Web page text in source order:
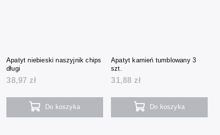
Apatyt niebieski naszyjnik chips
długi
38,97 zł
Do koszyka
Apatyt kamień tumblowany 3
szt.
31,88 zł
Do koszyka